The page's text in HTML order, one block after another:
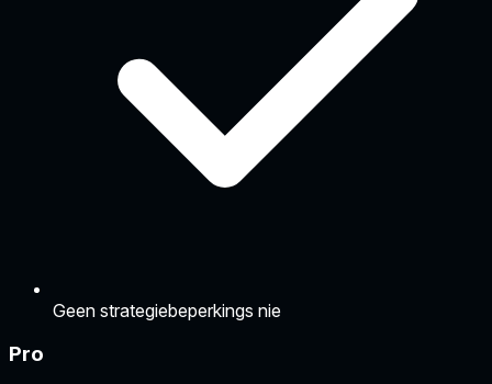
Geen strategiebeperkings nie
Pro